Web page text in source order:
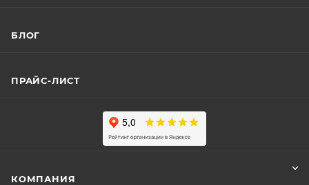
БЛОГ
ПРАЙС-ЛИСТ
КОМПАНИЯ